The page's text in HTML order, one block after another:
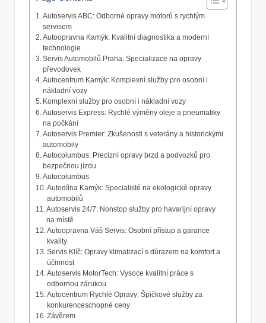
Autoservis ABC: Odborné opravy motorů s ‍rychlým
⁤servisem
Autoopravna⁢ Kamýk: Kvalitní diagnostika a moderní⁤
technologie
Servis ⁣Automobilů Praha: Specializace na opravy
převodovek
Autocentrum Kamýk: Komplexní ⁤služby​ pro osobní i⁤
nákladní ⁢vozy
Komplexní služby pro osobní i⁣ nákladní vozy
Autoservis ⁤Express: ‍Rychlé výměny oleje a pneumatiky
na počkání
Autoservis Premier: Zkušenosti s​ veterány a historickými
automobily
Autocolumbus: Precizní opravy brzd a‍ podvozků pro
bezpečnou jízdu
Autocolumbus
Autodílna⁢ Kamýk: Specialisté na ekologické opravy
automobilů
Autoservis 24/7: Nonstop služby pro havarijní opravy
‍na ​místě
Autoopravna Váš Servis: Osobní přístup a garance
kvality
Servis Klíč: Opravy klimatizací s důrazem na⁣ komfort a
účinnost
Autoservis MotorTech: Vysoce‌ kvalitní práce s​
odbornou zárukou
Autocentrum Rychlé Opravy: Špičkové služby za
konkurenceschopné ceny
Závěrem